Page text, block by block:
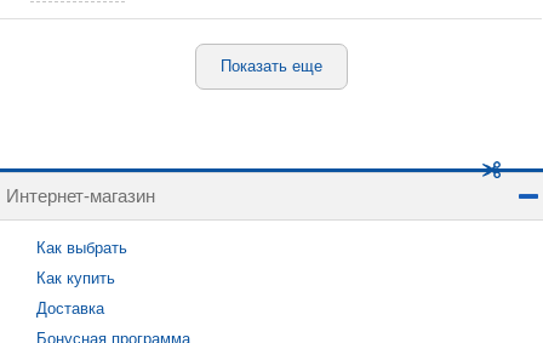
Показать еще
Интернет-магазин
Как выбрать
Как купить
Доставка
Бонусная программа